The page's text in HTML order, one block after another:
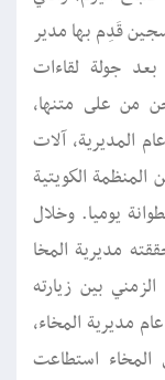
قَدِم بها مدير
جولة لقاءات
من على متنها،
المديرية، آلات
الكويتية
ألف دولار، سينتج نحو 300 إسطوانة يوميا. وخلال
مديرية المخا
بين زيارته
مديرية المخاء،
المخاء استطاعت